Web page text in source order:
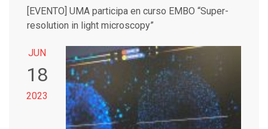
[EVENTO] UMA participa en curso EMBO “Super-
resolution in light microscopy”
JUN
18
2023